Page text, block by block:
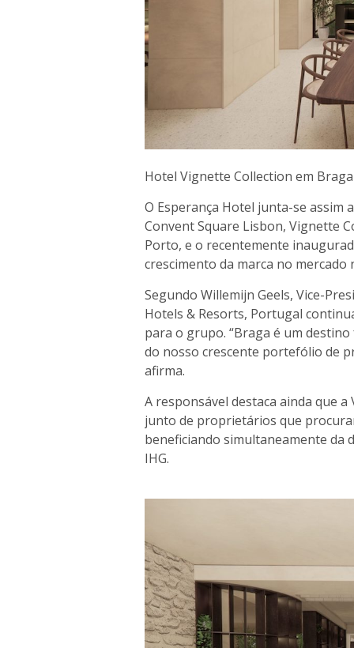
Hotel Vignette Collection em Braga
O Esperança Hotel junta-se assim
Convent Square Lisbon, Vignette
Porto, e o recentemente
crescimento da marca no mercado
Segundo Willemijn Geels, Vice-
Hotels & Resorts, Portugal
para o grupo. “Braga é um
do nosso crescente portefólio de
afirma.
A responsável destaca ainda que
junto de proprietários que
beneficiando simultaneamente da
IHG.